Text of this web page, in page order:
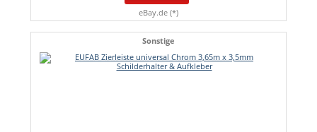
eBay.de (*)
Sonstige